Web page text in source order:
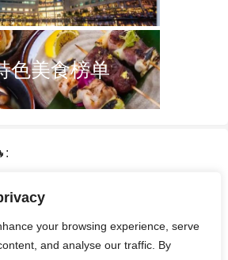
your browsing experience, serve
and analyse our traffic. By
色美食榜单
火车票